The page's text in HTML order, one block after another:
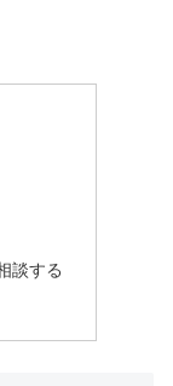
談する